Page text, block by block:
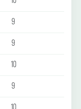
9
9
10
9